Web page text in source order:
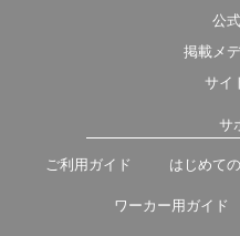
公
掲載メ
サイ
サ
ご利用ガイド はじめて
ワーカー用ガイド